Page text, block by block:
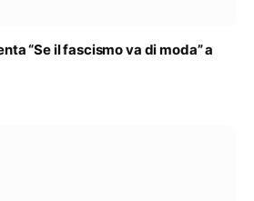
“Se il fascismo va di moda” a